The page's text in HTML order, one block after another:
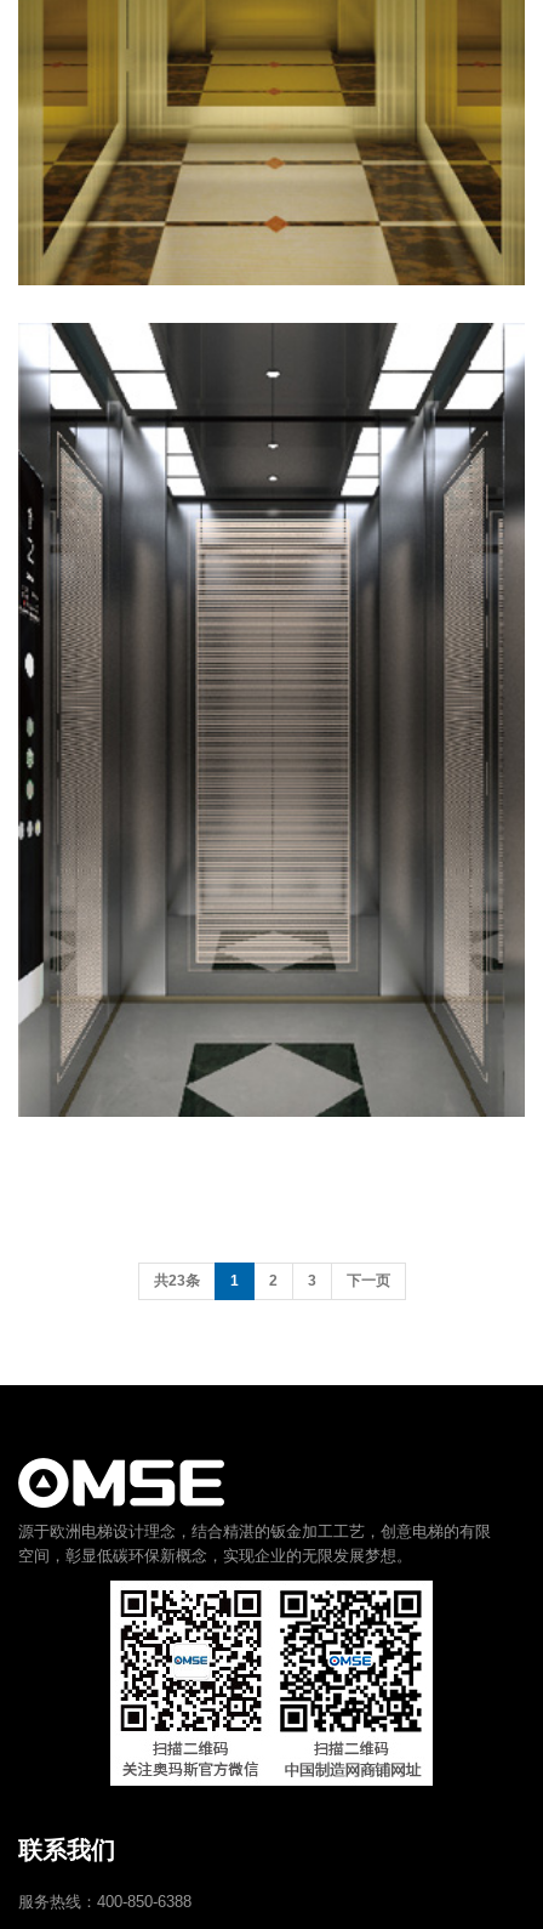
共23条 1 2 3 下一页
源于欧洲电梯设计理念，结合精湛的钣金加工工艺，创意电梯的有限
空间，彰显低碳环保新概念，实现企业的无限发展梦想。
联系我们
服务热线：400-850-6388